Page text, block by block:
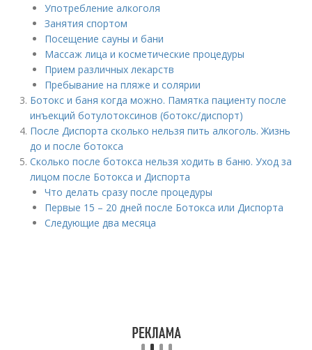
Употребление алкоголя
Занятия спортом
Посещение сауны и бани
Массаж лица и косметические процедуры
Прием различных лекарств
Пребывание на пляже и солярии
Ботокс и баня когда можно. Памятка пациенту после
инъекций ботулотоксинов (ботокс/диспорт)
После Диспорта сколько нельзя пить алкоголь. Жизнь
до и после ботокса
Сколько после ботокса нельзя ходить в баню. Уход за
лицом после Ботокса и Диспорта
Что делать сразу после процедуры
Первые 15 – 20 дней после Ботокса или Диспорта
Следующие два месяца